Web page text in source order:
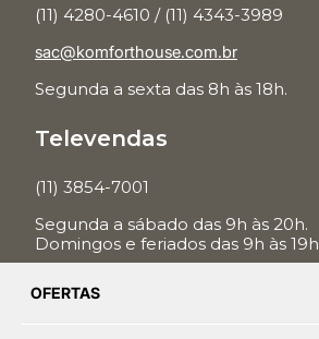
(11) 4280-4610 / (11) 4343-3989
sac@komforthouse.com.br
Segunda a sexta das 8h às 18h.
Televendas
(11) 3854-7001
Segunda a sábado das 9h às 20h.
Domingos e feriados das 9h às 19h
OFERTAS